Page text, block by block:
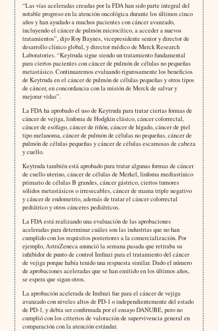
“Las vías aceleradas creadas por la FDA han sido parte integral del
notable progreso en la atención oncológica durante los últimos cinco
años y han ayudado a muchos pacientes con cáncer avanzado,
incluyendo el cáncer de pulmón microcítico, a acceder a nuevos
tratamientos”, dijo Roy Baynes, vicepresidente senior y director de
desarrollo clínico global, y director médico de Merck Research
Laboratories. “Keytruda sigue siendo un tratamiento fundamental
para ciertos pacientes con cáncer de pulmón de células no pequeñas
metastásico. Continuaremos evaluando rigurosamente los beneficios
de Keytruda en el cáncer de pulmón de células pequeñas y otros tipos
de cáncer, en concordancia con la misión de Merck de salvar y
mejorar vidas”.
La FDA ha aprobado el uso de Keytruda para tratar ciertas formas de
cáncer de vejiga, linfoma de Hodgkin clásico, cáncer colorrectal,
cáncer de esófago, cáncer de riñón, cáncer de hígado, cáncer de piel
tipo melanoma, cáncer de pulmón de células no pequeñas, cáncer de
pulmón de células pequeñas y cáncer de células escamosas de cabeza
y cuello.
Keytruda también está aprobado para tratar algunas formas de cáncer
de cuello uterino, cáncer de células de Merkel, linfoma mediastínico
primario de células B grandes, cáncer gástrico, ciertos tumores
sólidos metastásicos o irresecables, cáncer de mama triple negativo
y cáncer de endometrio, además de tratar el cáncer colorrectal
pediátrico y otros cánceres pediátricos.
La FDA está realizando una evaluación de las aprobaciones
aceleradas para determinar cuáles son las industrias que no han
cumplido con los requisitos posteriores a la comercialización. Por
ejemplo, AstraZeneca anunció la semana pasada que retiraba su
inhibidor de punto de control Imfinzi para el tratamiento del cáncer
de vejiga porque había tenido una respuesta similar. Dado el número
de aprobaciones aceleradas que se han emitido en los últimos años,
se espera que sigan otros.
La aprobación acelerada de Imfinzi fue para el cáncer de vejiga
avanzado con niveles altos de PD-1 o independientemente del estado
de PD-1, y debía ser confirmada por el ensayo DANUBE, pero no
cumplió con los criterios de valoración de supervivencia general en
comparación con la atención estándar.